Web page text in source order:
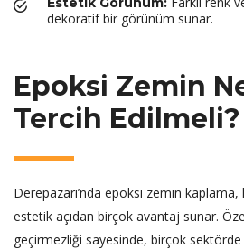
dekoratif bir görünüm sunar.
Epoksi Zemin
Tercih Edilmeli?
Derepazarı’nda epoksi zemin
estetik açıdan birçok avantaj sunar.
geçirmezliği sayesinde, birçok sektörde